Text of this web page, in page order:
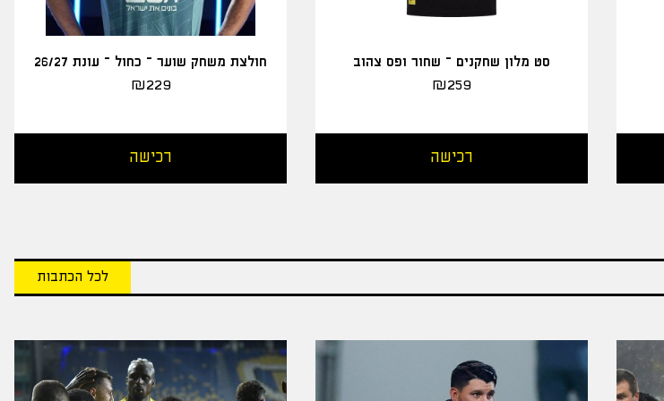
סט מלון שחקנים – שחור ופס צהוב
₪259
רכישה
חולצת משחק שוער – כחול – עונת 26/27
₪229
רכישה
לכל הכתבות